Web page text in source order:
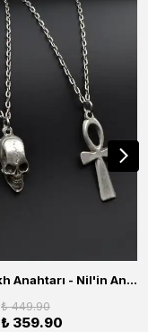
2'li Ankh Anahtarı - Nil'in Anahtarı - Kuru Kafa Erkek Kadın Kolye Seti
₺ 449.90
₺ 359.90